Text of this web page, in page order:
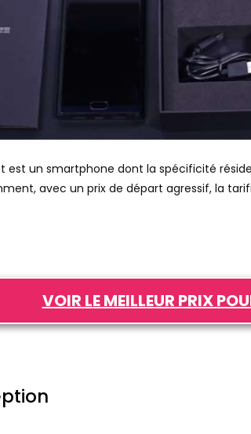
est un smartphone dont la spécificité
avec un prix de départ agressif, la
VOIR LE MEILLEUR PRIX